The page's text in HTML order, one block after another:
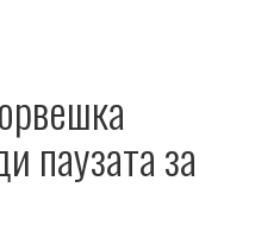
паузата за